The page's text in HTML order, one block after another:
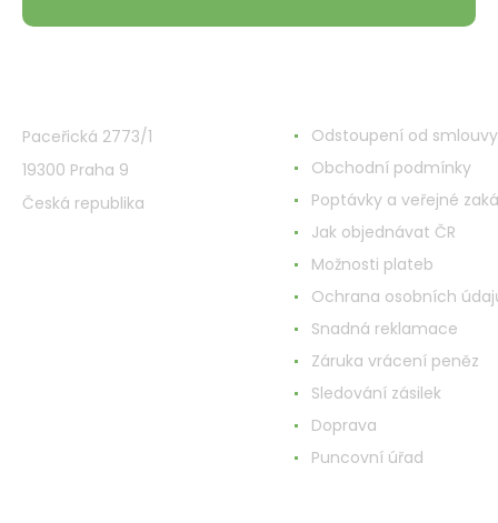
Paceřická 2773/1
19300 Praha 9
Česká republika
Odstoupení od smlouvy
Obchodní podmínky
Poptávky a veřejné
Jak objednávat ČR
Možnosti plateb
Ochrana osobních
Snadná reklamace
Záruka vrácení peněz
Sledování zásilek
Doprava
Puncovní úřad